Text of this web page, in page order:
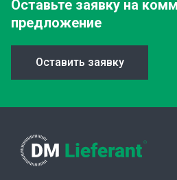
Оставьте заявку на
предложение
Оставить заявку